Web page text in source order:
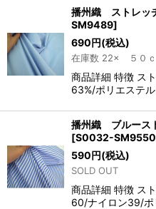
播州織 ストレッ
SM9489]
690円(税込)
在庫数 22× ５０
商品詳細 特徴 ス
63%/ポリエステ
播州織 ブルース
[S0032-
590円(税込)
SOLD OUT
商品詳細 特徴 ス
60/ナイロン39/ポ